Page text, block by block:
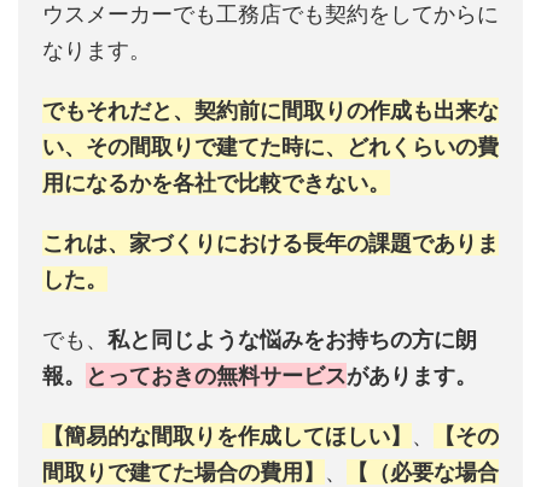
ウスメーカーでも工務店でも契約をしてからに
なります。
でもそれだと、契約前に間取りの作成も出来な
い、その間取りで建てた時に、どれくらいの費
用になるかを各社で比較できない。
これは、家づくりにおける長年の課題でありま
した。
でも、 私と同じような悩みをお持ちの方に朗
報。
とっておきの無料サービスがあります。
【簡易的な間取りを作成してほしい】 、
【その
間取りで建てた場合の費用】 、
【（必要な場合